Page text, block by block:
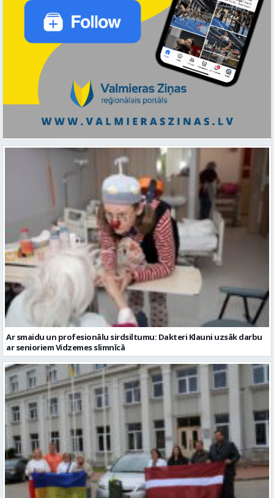
Ar smaidu un profesionālu sirdsiltumu: Dakteri Klauni uzsāk darbu
ar senioriem Vidzemes slimnīcā
No Valmieras uz Ukrainu ceļā dodas vēl viena humānās palīdzības
automašīna